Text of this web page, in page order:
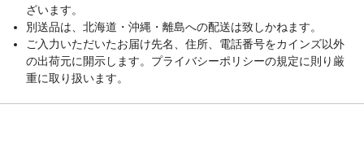
ざいます。
別送品は、北海道・沖縄・離島への配送は致しかねます。
ご入力いただいたお届け先名、住所、電話番号をカインズ以外
の出荷元に開示します。プライバシーポリシーの規定に則り厳
重に取り扱います。